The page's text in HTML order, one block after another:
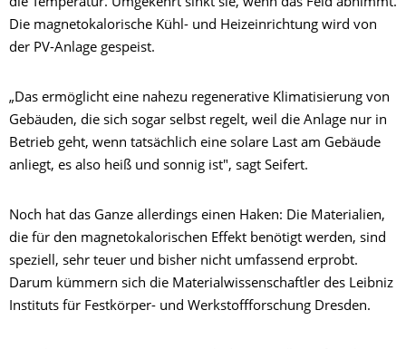
die Temperatur. Umgekehrt sinkt sie, wenn das Feld abnimmt.
Die magnetokalorische Kühl- und Heizeinrichtung wird von
der PV-Anlage gespeist.
„Das ermöglicht eine nahezu regenerative Klimatisierung von
Gebäuden, die sich sogar selbst regelt, weil die Anlage nur in
Betrieb geht, wenn tatsächlich eine solare Last am Gebäude
anliegt, es also heiß und sonnig ist", sagt Seifert.
Noch hat das Ganze allerdings einen Haken: Die Materialien,
die für den magnetokalorischen Effekt benötigt werden, sind
speziell, sehr teuer und bisher nicht umfassend erprobt.
Darum kümmern sich die Materialwissenschaftler des Leibniz
Instituts für Festkörper- und Werkstoffforschung Dresden.